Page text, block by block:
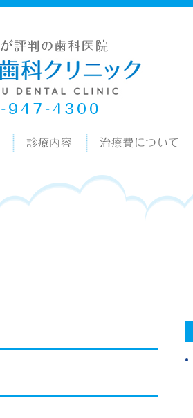
診療内容 治療費について